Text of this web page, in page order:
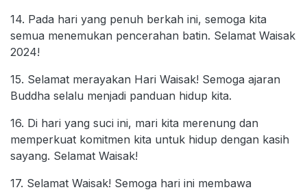
14. Pada hari yang penuh berkah ini, semoga kita
semua menemukan pencerahan batin. Selamat Waisak
2024!
15. Selamat merayakan Hari Waisak! Semoga ajaran
Buddha selalu menjadi panduan hidup kita.
16. Di hari yang suci ini, mari kita merenung dan
memperkuat komitmen kita untuk hidup dengan kasih
sayang. Selamat Waisak!
17. Selamat Waisak! Semoga hari ini membawa